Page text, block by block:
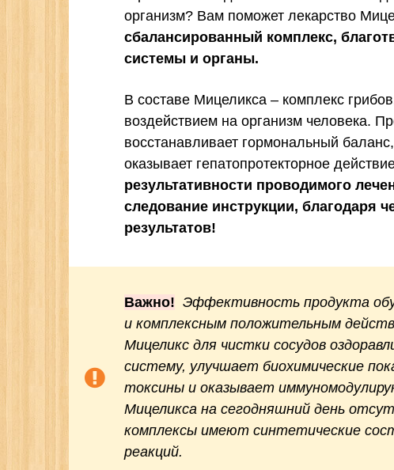
организм? Вам поможет лекарство
сбалансированный комплекс,
системы и органы.
В составе Мицеликса – комплекс
воздействием на организм человека.
восстанавливает гормональный
оказывает гепатопротекторное
результативности проводимого
следование инструкции, благодаря
результатов!
Важно! Эффективность продукта
и комплексным положительным
Мицеликс для чистки сосудов
систему, улучшает биохимические
токсины и оказывает
Мицеликса на сегодняшний день
комплексы имеют синтетические
реакций.